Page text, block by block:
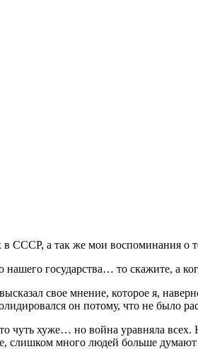
СССР, а так же мои воспоминания о
государства… то скажите, а
свое мнение, которое я,
он потому, что не было
чуть хуже… но война уравняла
слишком много людей больше